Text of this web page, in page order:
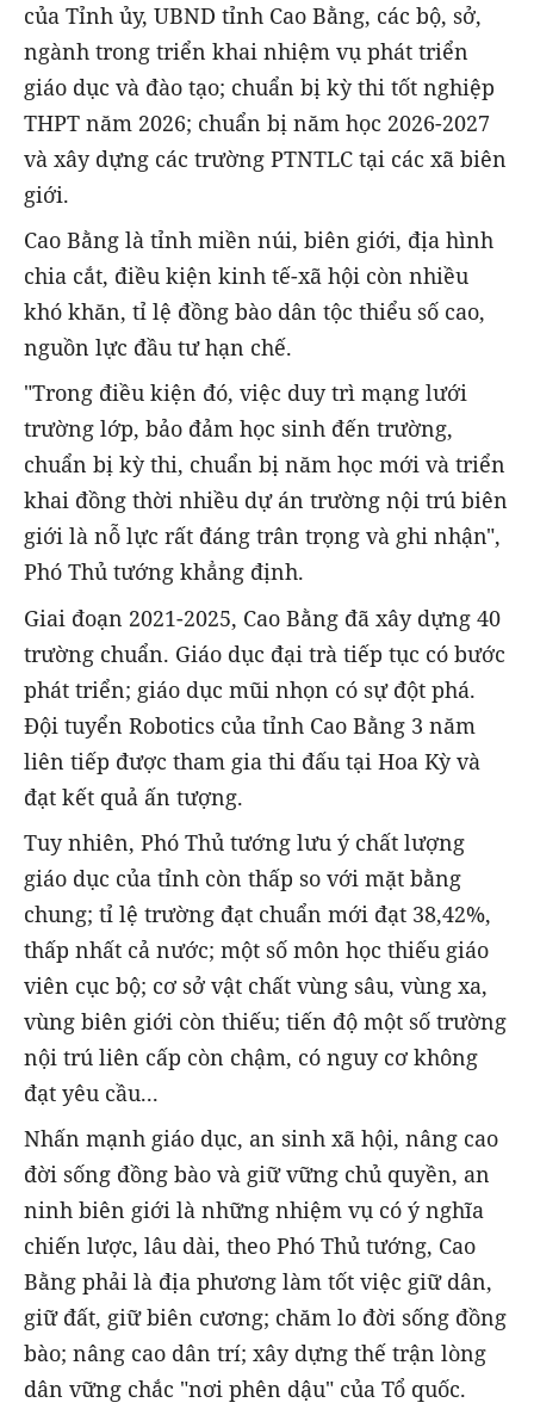
của Tỉnh ủy, UBND tỉnh Cao Bằng, các bộ, sở,
ngành trong triển khai nhiệm vụ phát triển
giáo dục và đào tạo; chuẩn bị kỳ thi tốt nghiệp
THPT năm 2026; chuẩn bị năm học 2026-2027
và xây dựng các trường PTNTLC tại các xã biên
giới.
Cao Bằng là tỉnh miền núi, biên giới, địa hình
chia cắt, điều kiện kinh tế-xã hội còn nhiều
khó khăn, tỉ lệ đồng bào dân tộc thiểu số cao,
nguồn lực đầu tư hạn chế.
"Trong điều kiện đó, việc duy trì mạng lưới
trường lớp, bảo đảm học sinh đến trường,
chuẩn bị kỳ thi, chuẩn bị năm học mới và triển
khai đồng thời nhiều dự án trường nội trú biên
giới là nỗ lực rất đáng trân trọng và ghi nhận",
Phó Thủ tướng khẳng định.
Giai đoạn 2021-2025, Cao Bằng đã xây dựng 40
trường chuẩn. Giáo dục đại trà tiếp tục có bước
phát triển; giáo dục mũi nhọn có sự đột phá.
Đội tuyển Robotics của tỉnh Cao Bằng 3 năm
liên tiếp được tham gia thi đấu tại Hoa Kỳ và
đạt kết quả ấn tượng.
Tuy nhiên, Phó Thủ tướng lưu ý chất lượng
giáo dục của tỉnh còn thấp so với mặt bằng
chung; tỉ lệ trường đạt chuẩn mới đạt 38,42%,
thấp nhất cả nước; một số môn học thiếu giáo
viên cục bộ; cơ sở vật chất vùng sâu, vùng xa,
vùng biên giới còn thiếu; tiến độ một số trường
nội trú liên cấp còn chậm, có nguy cơ không
đạt yêu cầu...
Nhấn mạnh giáo dục, an sinh xã hội, nâng cao
đời sống đồng bào và giữ vững chủ quyền, an
ninh biên giới là những nhiệm vụ có ý nghĩa
chiến lược, lâu dài, theo Phó Thủ tướng, Cao
Bằng phải là địa phương làm tốt việc giữ dân,
giữ đất, giữ biên cương; chăm lo đời sống đồng
bào; nâng cao dân trí; xây dựng thế trận lòng
dân vững chắc "nơi phên dậu" của Tổ quốc.